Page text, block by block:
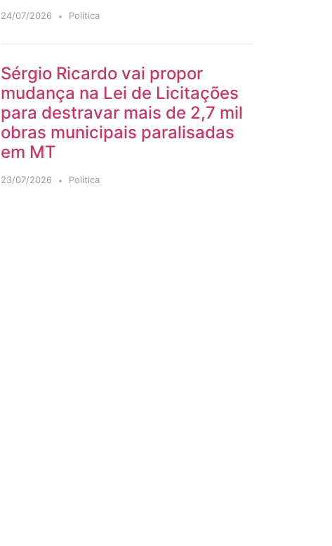
24/07/2026 Política
Sérgio Ricardo vai propor
mudança na Lei de Licitações
para destravar mais de 2,7 mil
obras municipais paralisadas
em MT
23/07/2026 Política